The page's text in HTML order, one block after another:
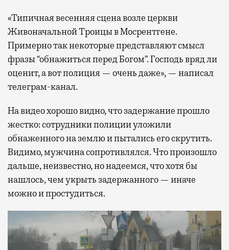
«Типичная весенняя сцена возле церкви
Живоначальной Троицы в Мосрентгене.
Примерно так некоторые представляют смысл
фразы “обнажиться перед Богом”. Господь вряд ли
оценит, а вот полиция — очень даже», — написал
телеграм-канал.
На видео хорошо видно, что задержание прошло
жестко: сотрудники полиции уложили
обнаженного на землю и пытались его скрутить.
Видимо, мужчина сопротивлялся. Что произошло
дальше, неизвестно, но надеемся, что хотя бы
нашлось, чем укрыть задержанного — иначе
можно и простудиться.
Видеоплеер